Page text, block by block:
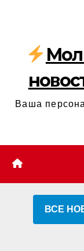
содержимому
Ваша
ВСЕ